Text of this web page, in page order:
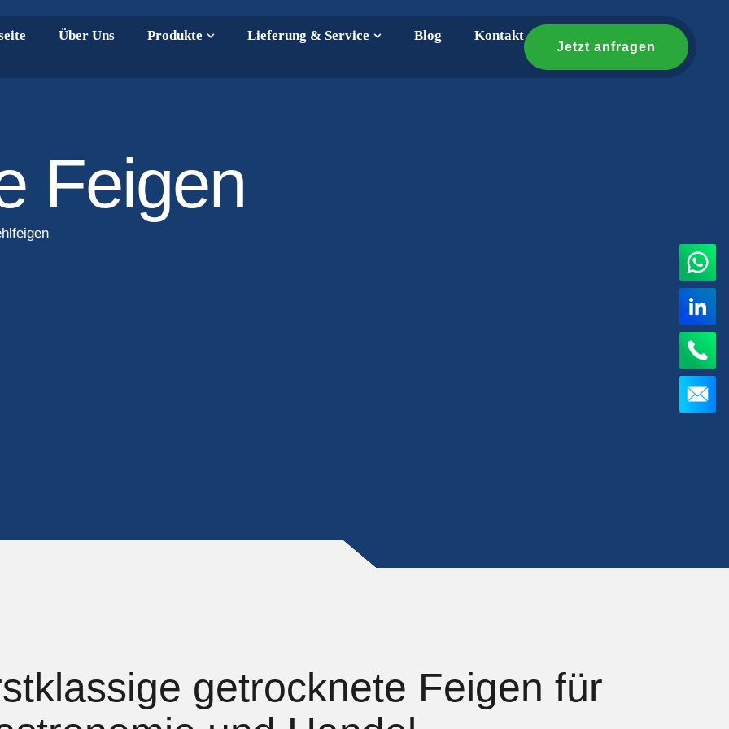
Über Uns Produkte Lieferung & Service Blog Kontakt
Jetzt anfragen
Feigen
getrocknete Feigen für